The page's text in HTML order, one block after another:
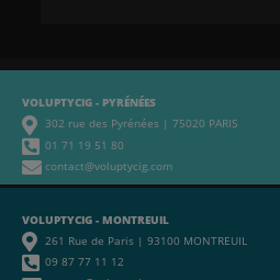
VOLUPTYCIG - PYRÉNÉES
302 rue des Pyrénées | 75020 PARIS
01 71 19 51 80
contact@voluptycig.com
VOLUPTYCIG - MONTREUIL
261 Rue de Paris | 93100 MONTREUIL
09 87 77 11 12